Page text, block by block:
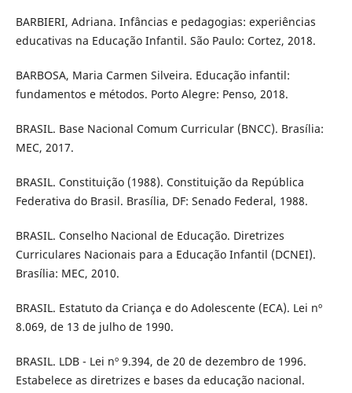
BARBIERI, Adriana. Infâncias e pedagogias: experiências
educativas na Educação Infantil. São Paulo: Cortez, 2018.
BARBOSA, Maria Carmen Silveira. Educação infantil:
fundamentos e métodos. Porto Alegre: Penso, 2018.
BRASIL. Base Nacional Comum Curricular (BNCC). Brasília:
MEC, 2017.
BRASIL. Constituição (1988). Constituição da República
Federativa do Brasil. Brasília, DF: Senado Federal, 1988.
BRASIL. Conselho Nacional de Educação. Diretrizes
Curriculares Nacionais para a Educação Infantil (DCNEI).
Brasília: MEC, 2010.
BRASIL. Estatuto da Criança e do Adolescente (ECA). Lei nº
8.069, de 13 de julho de 1990.
BRASIL. LDB - Lei nº 9.394, de 20 de dezembro de 1996.
Estabelece as diretrizes e bases da educação nacional.